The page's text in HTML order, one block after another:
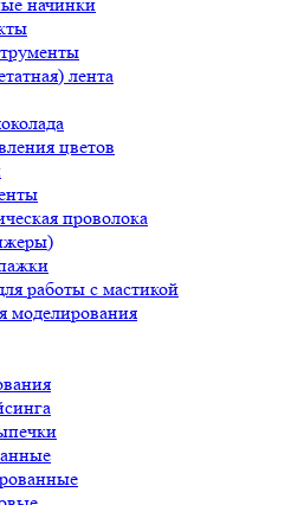
лента
цветов
проволока
работы с мастикой
моделирования